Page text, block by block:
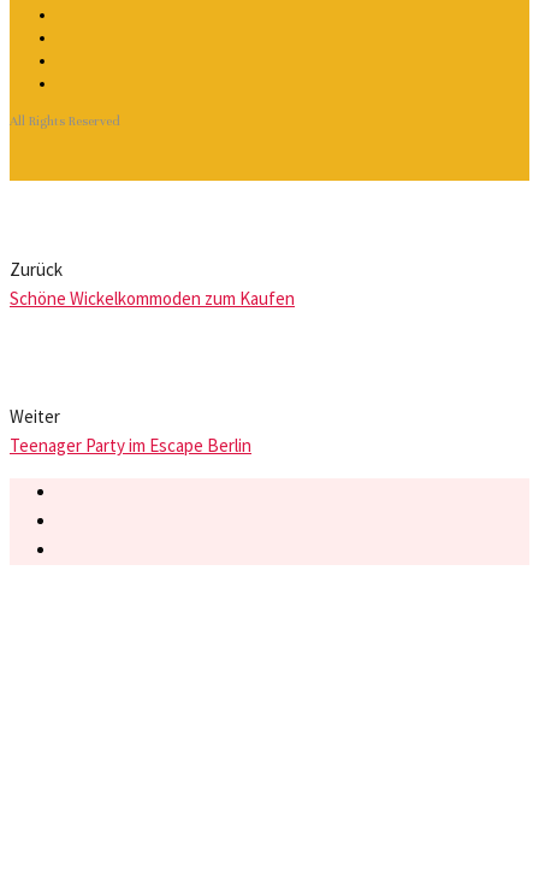
All Rights Reserved
Zurück
Schöne Wickelkommoden zum Kaufen
Weiter
Teenager Party im Escape Berlin